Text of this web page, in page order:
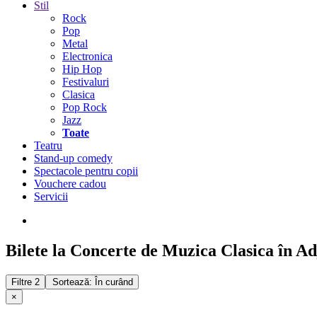
Stil
Rock
Pop
Metal
Electronica
Hip Hop
Festivaluri
Clasica
Pop Rock
Jazz
Toate
Teatru
Stand-up comedy
Spectacole pentru copii
Vouchere cadou
Servicii
Bilete la Concerte de Muzica Clasica în
Filtre 2
Sortează: În curând
×